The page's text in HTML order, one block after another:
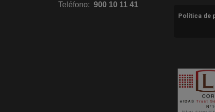
Teléfono:900 10 11 41
Política de